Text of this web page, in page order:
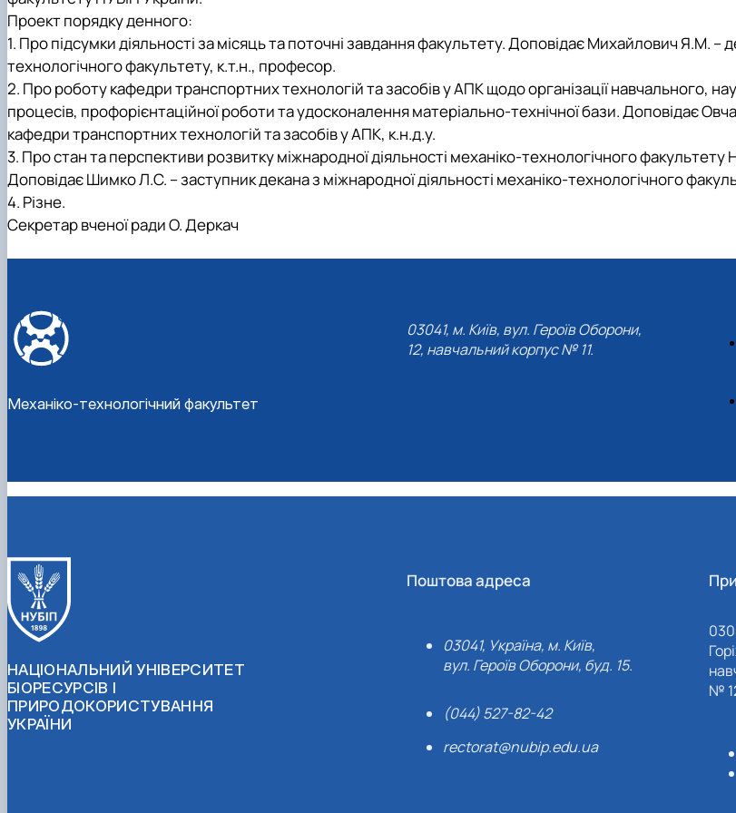
Матеріально-технічна база факультету
Скринька довіри
Проект порядку денного:
1. Про підсумки діяльності за місяць та поточні завдання факультету.ДоповідаєМихайлович Я.М. –
технологічного факультету, к.т.н., професор.
2. Про роботу кафедри транспортних технологій та засобів у АПКщодо організації навчального,
процесів, профорієнтаційної роботи та удосконалення матеріально-технічної бази. Доповідає
кафедри транспортних технологій та засобіву АПК, к.н.д.у.
3. Про стан та перспективи розвитку міжнародної діяльності механіко-технологічного факультету
Доповідає Шимко Л.С. – заступник декана з міжнародної діяльності механіко-технологічного
4. Різне.
Секретар вченої ради О. Деркач
Механіко-технологічний факультет
03041, м. Київ, вул. Героїв Оборони,
12, навчальний корпус № 11.
НАЦІОНАЛЬНИЙ УНІВЕРСИТЕТ
БІОРЕСУРСІВ І
ПРИРОДОКОРИСТУВАННЯ
УКРАЇНИ
Поштова адреса
03041, Україна, м. Київ,
вул. Героїв Оборони, буд. 15.
(044) 527-82-42
rectorat@nubip.edu.ua
№